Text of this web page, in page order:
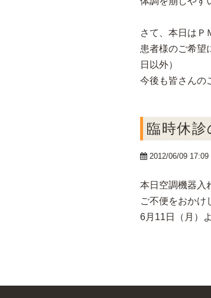
さて、本日はＰ
患者様のご希望
日以外）
今後も皆さんの
臨時休
2012/06/09
本日空調機器入
ご不便をおかけ
6月11日（月）